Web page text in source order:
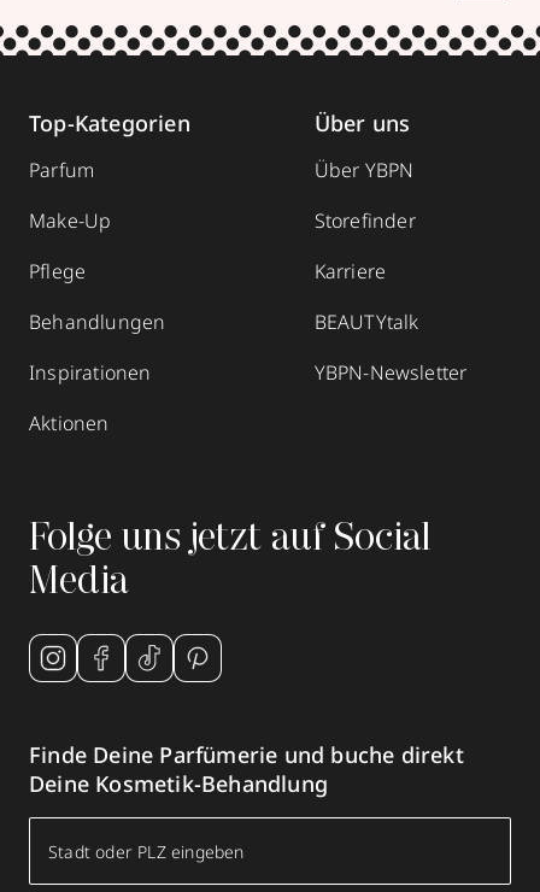
Neuenahr-Ahrweiler
zum Routenplaner
Termin vereinbaren
Parfümerie Becker
Königstraße 95-97
Mehr Informationen
Parfümerie Becker
Markt 8,50374Erftstadt
022355378
Top-Kategorien
Parfum
Make-Up
Pflege
Behandlungen
Inspirationen
Aktionen
Über uns
Über YBPN
Storefinder
Karriere
BEAUTYtalk
YBPN-Newsletter
Folge uns jetzt auf Social
Media
Finde Deine Parfümerie und buche direkt
Deine Kosmetik-Behandlung